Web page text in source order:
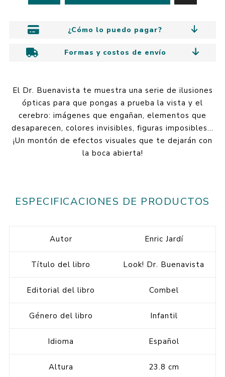
¿Cómo lo puedo pagar?
Formas y costos de envío
El Dr. Buenavista te muestra una serie de ilusiones
ópticas para que pongas a prueba la vista y el
cerebro: imágenes que engañan, elementos que
desaparecen, colores invisibles, figuras imposibles...
¡Un montón de efectos visuales que te dejarán con
la boca abierta!
ESPECIFICACIONES DE PRODUCTOS
Autor Enric Jardí
Título del libro Look! Dr. Buenavista
Editorial del libro Combel
Género del libro Infantil
Idioma Español
Altura 23.8 cm